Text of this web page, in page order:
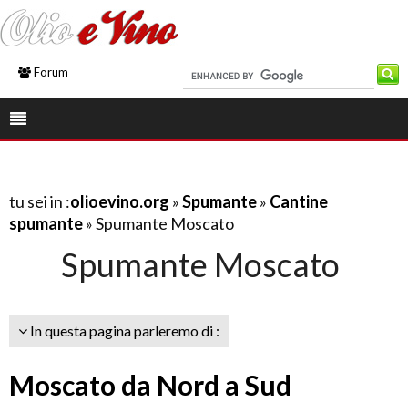
Forum
tu sei in :olioevino.org »Spumante» Cantine
spumante» Spumante Moscato
Spumante Moscato
In questa pagina parleremo di :
Moscato da Nord a Sud